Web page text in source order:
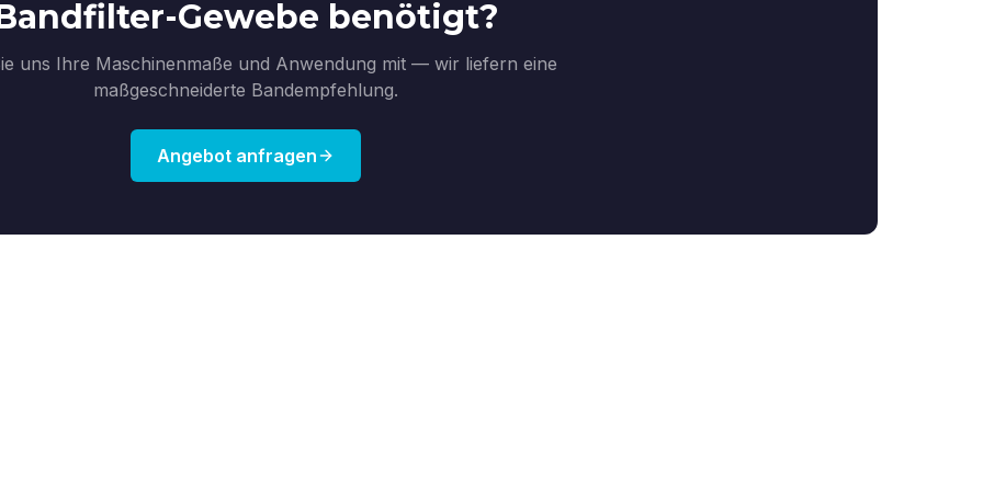
Gewebe benötigt?
uns Ihre Maschinenmaße und Anwendung mit — wir liefern eine
maßgeschneiderte Bandempfehlung.
Angebot anfragen